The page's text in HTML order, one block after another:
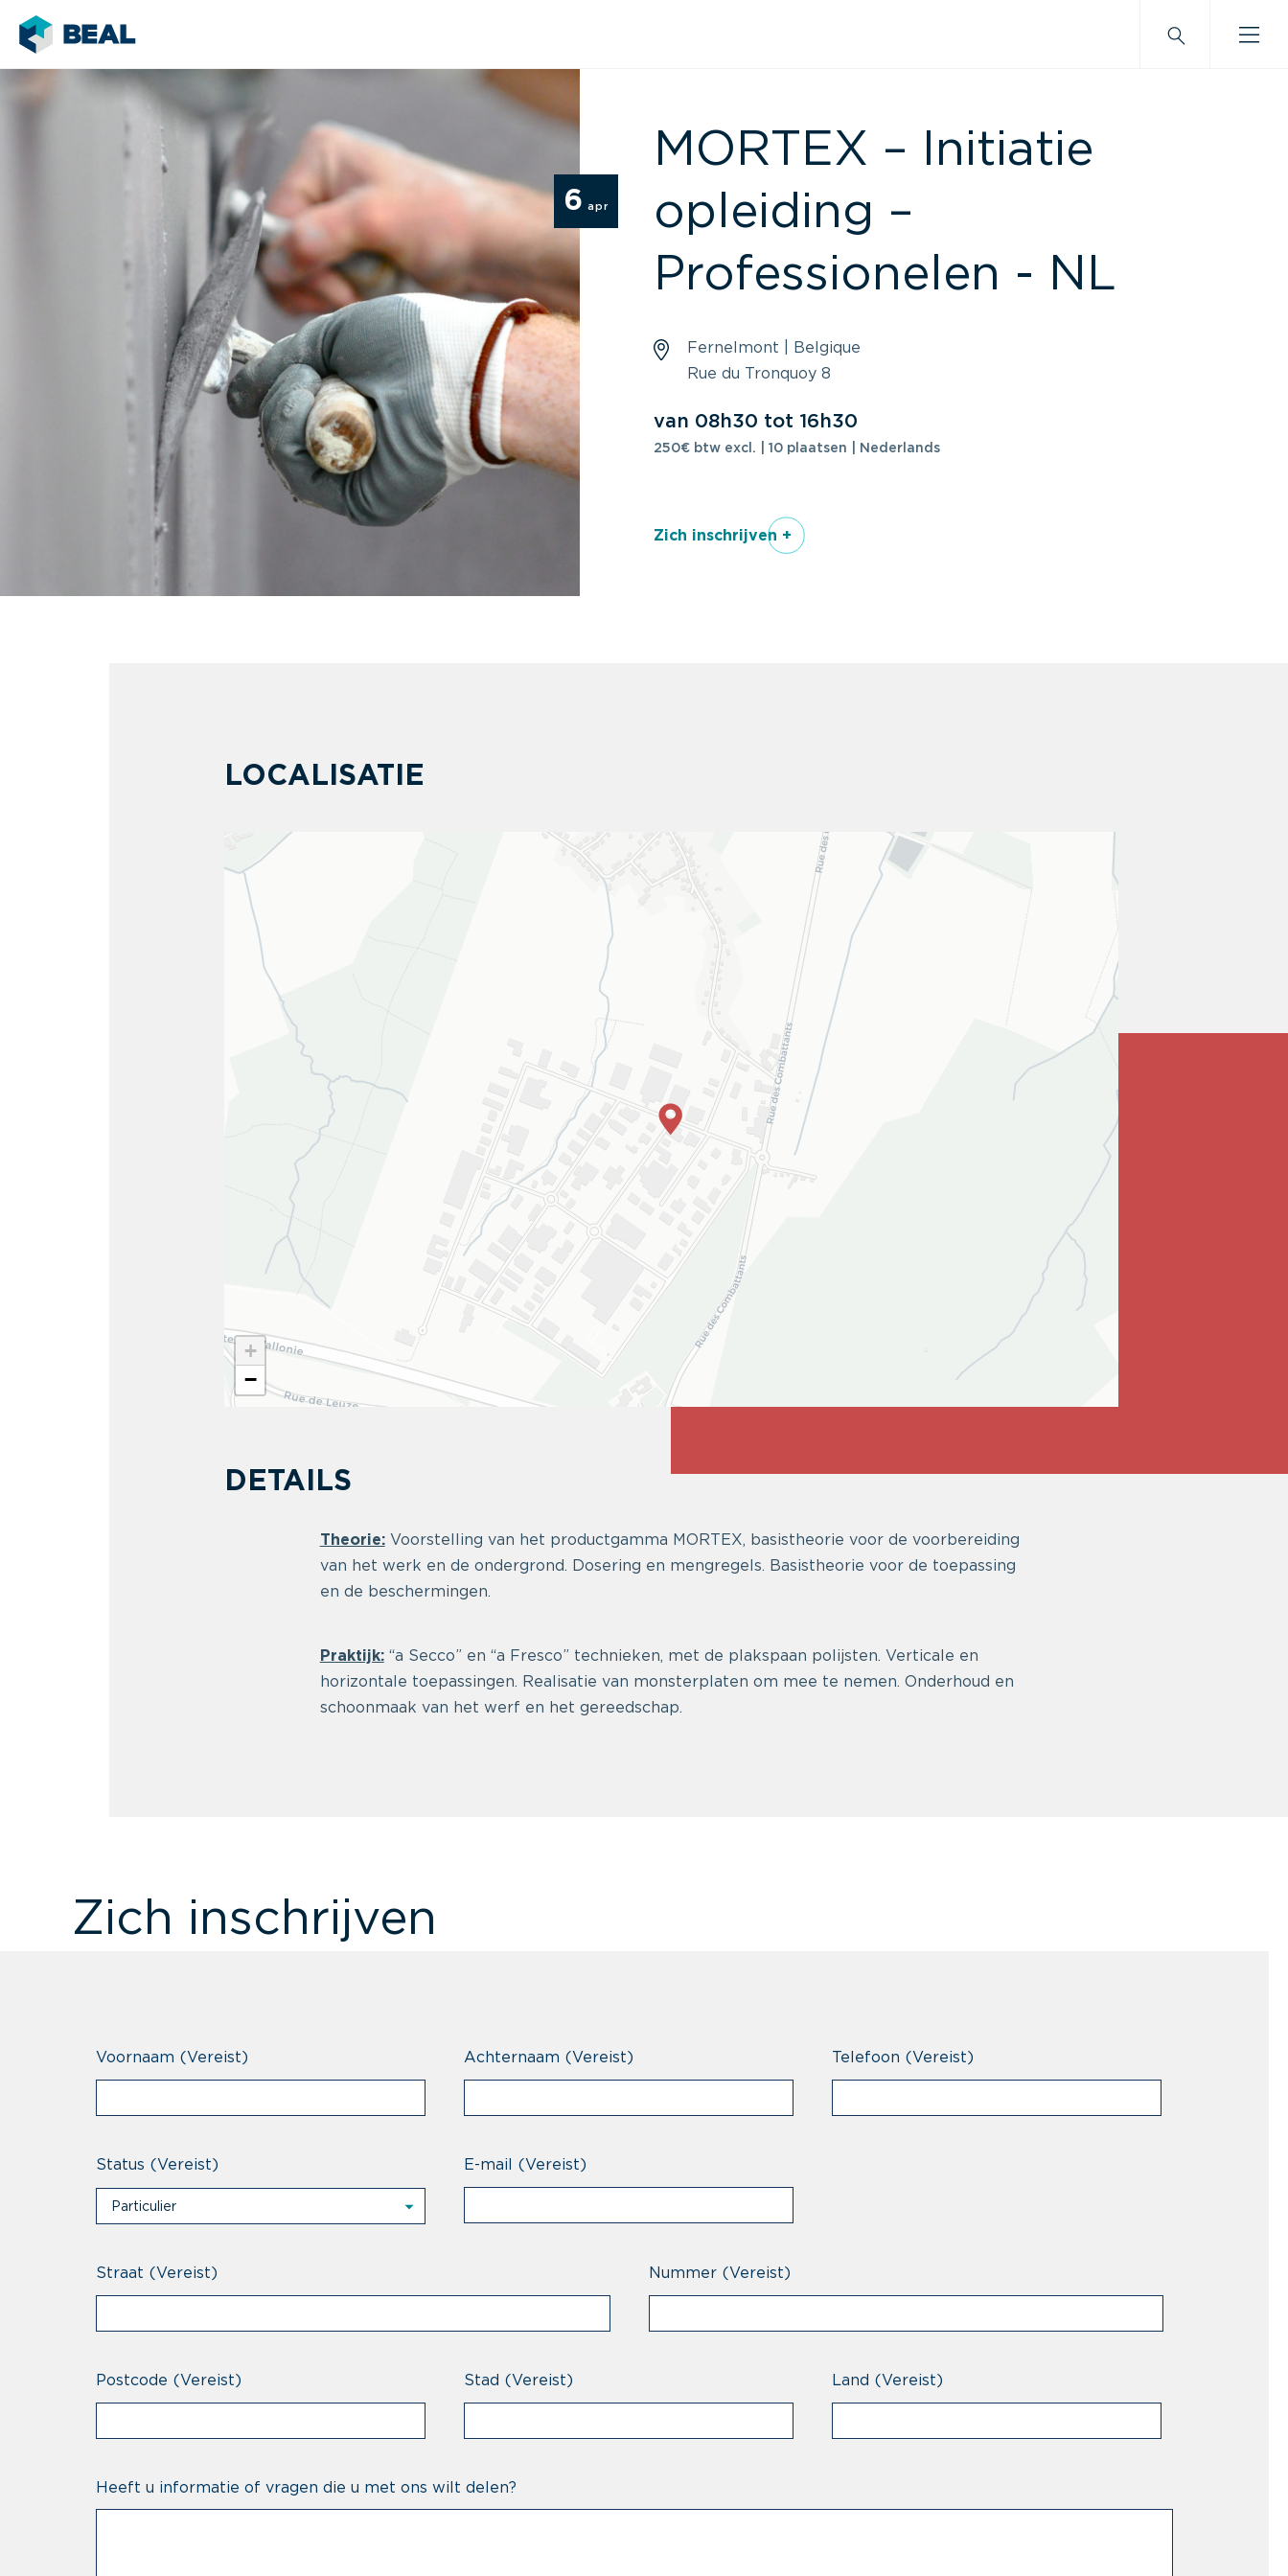
6 apr
MORTEX – Initiatie
opleiding –
Professionelen - NL
Fernelmont | Belgique
Rue du Tronquoy 8
van 08h30 tot 16h30
250€ btw excl. | 10 plaatsen | Nederlands
Zich inschrijven +
LOCALISATIE
+
−
DETAILS
Theorie:Voorstelling van het productgamma MORTEX, basistheorie voor de voorbereiding
van het werk en de ondergrond. Dosering en mengregels. Basistheorie voor de toepassing
en de beschermingen.
Praktijk:“a Secco” en “a Fresco” technieken, met de plakspaan polijsten. Verticale en
horizontale toepassingen. Realisatie van monsterplaten om mee te nemen. Onderhoud en
schoonmaak van het werf en het gereedschap.
Zich inschrijven
Voornaam (Vereist) Achternaam (Vereist) Telefoon (Vereist)
Status (Vereist)
Particulier
E-mail (Vereist)
Straat (Vereist) Nummer (Vereist)
Postcode (Vereist) Stad (Vereist) Land (Vereist)
Heeft u informatie of vragen die u met ons wilt delen?